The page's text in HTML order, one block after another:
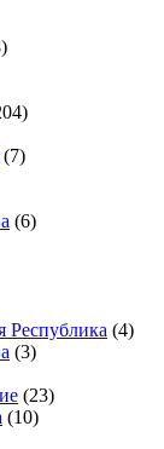
(7)
(6)
Республика (4)
(3)
(23)
(10)